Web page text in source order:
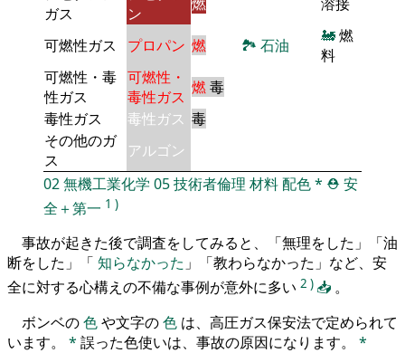
ガス
ン
可燃性ガス プロパン 燃 🏞 石油 🚂燃
料
可燃性・毒
性ガス
可燃性・
毒性ガス 燃毒
毒性ガス
毒性ガス 毒
その他のガ
ス
アルゴン
02無機工業化学 05技術者倫理 材料配色* ⛑️ 安
全＋第一 1 )
事故が起きた後で調査をしてみると、「無理をした」「油
断をした」「 知らなかった 」「教わらなかった」など、安
全に対する心構えの不備な事例が意外に多い 2 ) 📥 。
ボンベの色や文字の色 は、高圧ガス保安法で定められて
います。 * 誤った色使いは、事故の原因になります。 *